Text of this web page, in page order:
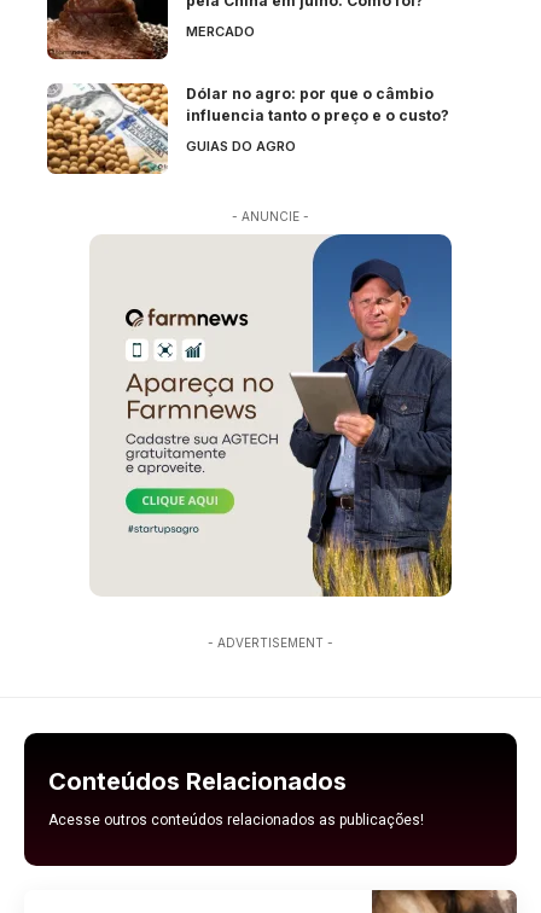
MERCADO
Dólar no agro: por que o câmbio
influencia tanto o preço e o custo?
GUIAS DO AGRO
- ANUNCIE -
- ADVERTISEMENT -
Conteúdos Relacionados
Acesse outros conteúdos relacionados as publicações!